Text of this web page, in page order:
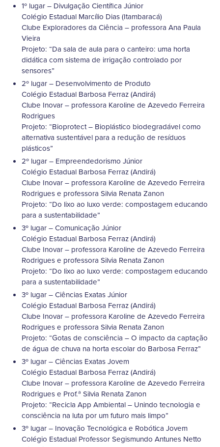
1º lugar – Divulgação Científica Júnior
Colégio Estadual Marcílio Dias (Itambaracá)
Clube Exploradores da Ciência – professora Ana Paula
Vieira
Projeto: “Da sala de aula para o canteiro: uma horta
didática com sistema de irrigação controlado por
sensores”
2º lugar – Desenvolvimento de Produto
Colégio Estadual Barbosa Ferraz (Andirá)
Clube Inovar – professora Karoline de Azevedo Ferreira
Rodrigues
Projeto: “Bioprotect – Bioplástico biodegradável como
alternativa sustentável para a redução de resíduos
plásticos”
2º lugar – Empreendedorismo Júnior
Colégio Estadual Barbosa Ferraz (Andirá)
Clube Inovar – professora Karoline de Azevedo Ferreira
Rodrigues e professora Silvia Renata Zanon
Projeto: “Do lixo ao luxo verde: compostagem educando
para a sustentabilidade”
3º lugar – Comunicação Júnior
Colégio Estadual Barbosa Ferraz (Andirá)
Clube Inovar – professora Karoline de Azevedo Ferreira
Rodrigues e professora Silvia Renata Zanon
Projeto: “Do lixo ao luxo verde: compostagem educando
para a sustentabilidade”
3º lugar – Ciências Exatas Júnior
Colégio Estadual Barbosa Ferraz (Andirá)
Clube Inovar – professora Karoline de Azevedo Ferreira
Rodrigues e professora Silvia Renata Zanon
Projeto: “Gotas de consciência – O impacto da captação
de água de chuva na horta escolar do Barbosa Ferraz”
3º lugar – Ciências Exatas Jovem
Colégio Estadual Barbosa Ferraz (Andirá)
Clube Inovar – professora Karoline de Azevedo Ferreira
Rodrigues e Prof.ª Silvia Renata Zanon
Projeto: “Recicla App Ambiental – Unindo tecnologia e
consciência na luta por um futuro mais limpo”
3º lugar – Inovação Tecnológica e Robótica Jovem
Colégio Estadual Professor Segismundo Antunes Netto